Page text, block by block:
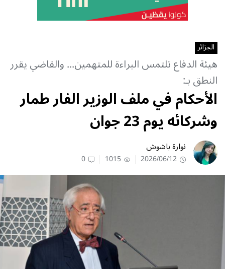
الجزائر
هيئة الدفاع تلتمس البراءة للمتهمين... والقاضي يقرر
النطق بـ:
الأحكام في ملف الوزير الفار طمار
وشركائه يوم 23 جوان
نوارة باشوش
2026/06/12
1015
0